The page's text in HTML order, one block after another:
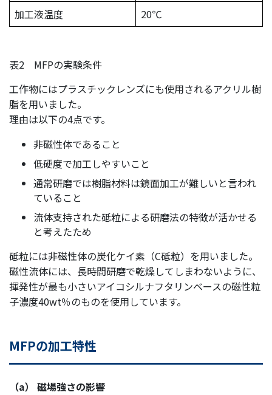
加⼯液温度
20℃
表2 MFPの実験条件
工作物にはプラスチックレンズにも使用されるアクリル樹
脂を用いました。
理由は以下の4点です。
非磁性体であること
低硬度で加工しやすいこと
通常研磨では樹脂材料は鏡面加工が難しいと言われ
ていること
流体支持された砥粒による研磨法の特徴が活かせる
と考えたため
砥粒には非磁性体の炭化ケイ素（C砥粒）を用いました。
磁性流体には、長時間研磨で乾燥してしまわないように、
揮発性が最も小さいアイコシルナフタリンベースの磁性粒
子濃度40wt％のものを使用しています。
MFPの加工特性
（a） 磁場強さの影響